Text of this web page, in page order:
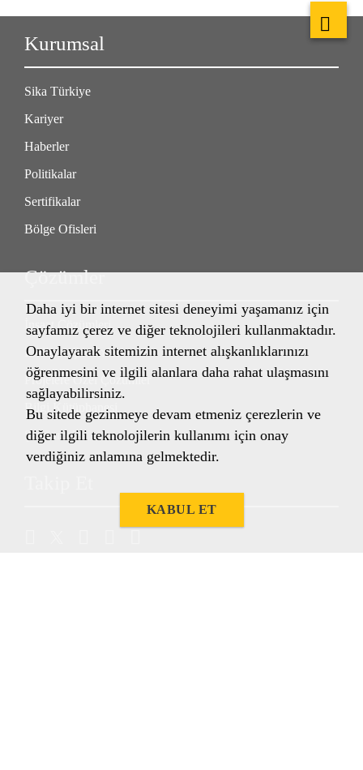
Kurumsal
Sika Türkiye
Kariyer
Haberler
Politikalar
Sertifikalar
Bölge Ofisleri
Çözümler
İnşaat Çözümleri
Endüstri Çözümleri
Projelere Özel Çözümler
Bilgi Kütüphanesi
Şartnameler
Daha iyi bir internet sitesi deneyimi yaşamanız için
sayfamız çerez ve diğer teknolojileri kullanmaktadır.
Onaylayarak sitemizin internet alışkanlıklarınızı
öğrenmesini ve ilgili alanlara daha rahat ulaşmasını
sağlayabilirsiniz.
Bu sitede gezinmeye devam etmeniz çerezlerin ve
diğer ilgili teknolojilerin kullanımı için onay
verdiğiniz anlamına gelmektedir.
KABUL ET